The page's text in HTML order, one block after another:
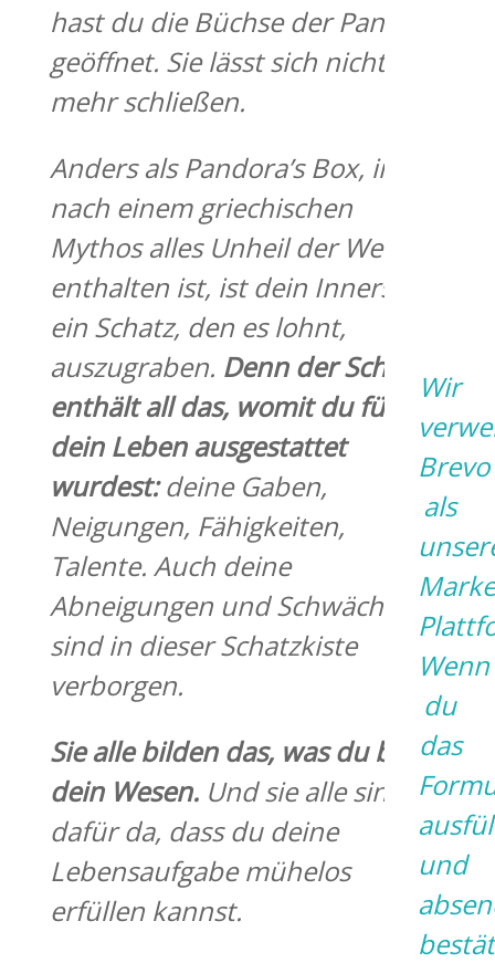
hast du die Büchse der Pandora
geöffnet. Sie lässt sich nicht
mehr schließen.
Anders als Pandora’s Box, in der
nach einem griechischen
Mythos alles Unheil der Welt
enthalten ist, ist dein Innerstes
ein Schatz, den es lohnt,
auszugraben. Denn der Schatz
enthält all das, womit du für
dein Leben ausgestattet
wurdest:deine Gaben,
Neigungen, Fähigkeiten,
Talente. Auch deine
Abneigungen und Schwächen
sind in dieser Schatzkiste
verborgen.
Sie alle bilden das, was du bist –
dein Wesen.Und sie alle sind
dafür da, dass du deine
Lebensaufgabe mühelos
erfüllen kannst.
Wir
Brevo
als
Wenn
du
das
und